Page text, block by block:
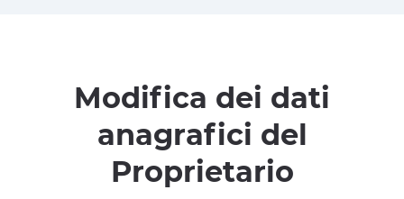
Modifica dei dati
anagrafici del
Proprietario